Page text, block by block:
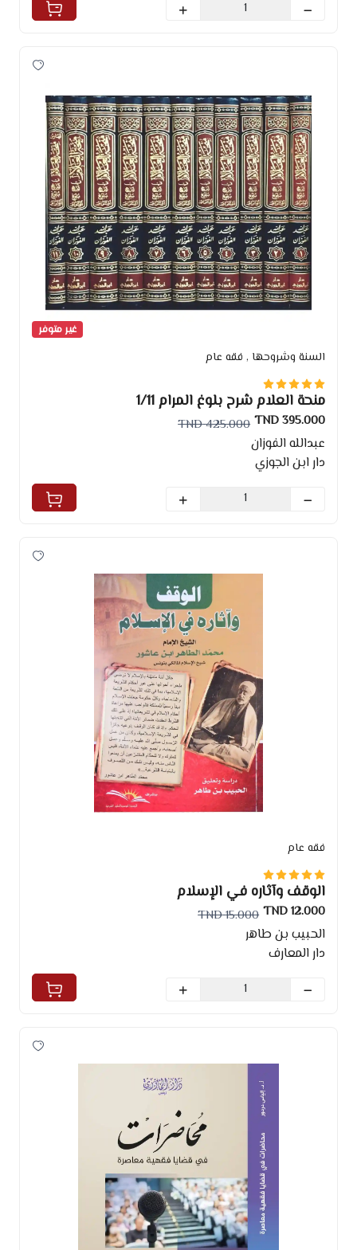
غير متوفر
السنة وشروحها , فقه عام
منحة العلام شرح بلوغ المرام 1/11
395.000 TND
425.000 TND
عبدالله الفوزان
دار ابن الجوزي
فقه عام
الوقف وآثاره في الإسلام
12.000 TND
15.000 TND
الحبيب بن طاهر
دار المعارف